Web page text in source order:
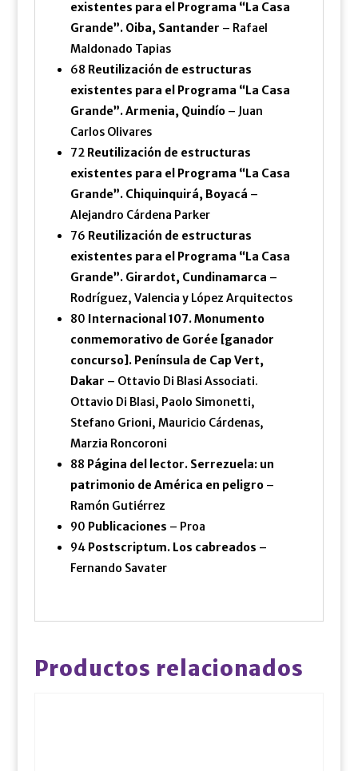
existentes para el Programa “La Casa
Grande”. Oiba, Santander – Rafael
Maldonado Tapias
68 Reutilización de estructuras
existentes para el Programa “La Casa
Grande”. Armenia, Quindío– Juan
Carlos Olivares
72 Reutilización de estructuras
existentes para el Programa “La Casa
Grande”. Chiquinquirá, Boyacá –
Alejandro Cárdena Parker
76 Reutilización de estructuras
existentes para el Programa “La Casa
Grande”. Girardot, Cundinamarca –
Rodríguez, Valencia y López Arquitectos
80 Internacional 107. Monumento
conmemorativo de Gorée [ganador
concurso]. Península de Cap Vert,
Dakar – Ottavio Di Blasi Associati.
Ottavio Di Blasi, Paolo Simonetti,
Stefano Grioni, Mauricio Cárdenas,
Marzia Roncoroni
88 Página del lector. Serrezuela: un
patrimonio de América en peligro–
Ramón Gutiérrez
90 Publicaciones – Proa
94 Postscriptum. Los cabreados –
Fernando Savater
Productos relacionados